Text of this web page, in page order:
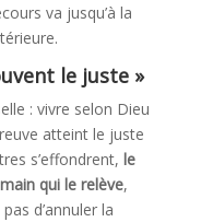
va jusqu’à la
.
le juste »
: vivre selon Dieu
atteint le juste
s’effondrent, le
qui le relève,
d’annuler la